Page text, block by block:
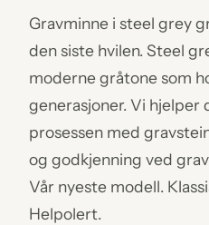
Gravminne i steel grey
den siste hvilen. Steel
moderne gråtone som
generasjoner. Vi hjelper
prosessen med
og godkjenning ved
Vår nyeste modell.
Helpolert.